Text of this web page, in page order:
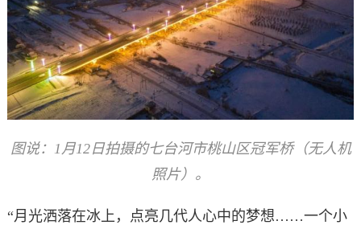
图说：1月12日拍摄的七台河市桃山区冠军桥（无人机
照片）。
“月光洒落在冰上，点亮几代人心中的梦想……一个小